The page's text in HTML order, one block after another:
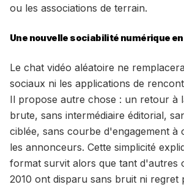
ou les associations de terrain.
Une nouvelle sociabilité numérique
Le chat vidéo aléatoire ne
sociaux ni les applications de
Il propose autre chose : un retour à
brute, sans intermédiaire éditorial,
ciblée, sans courbe d'engagement à
les annonceurs. Cette simplicité
format survit alors que tant d'autres
2010 ont disparu sans bruit ni regret